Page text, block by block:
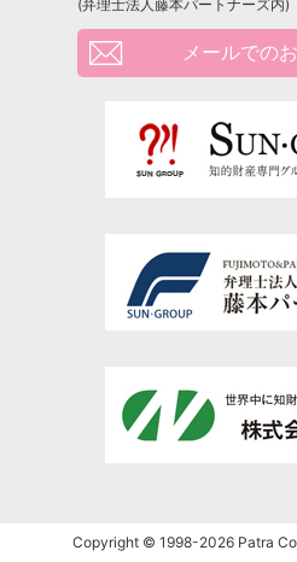
(弁理士法人藤本パートナーズ内)
メールでの
Copyright © 1998-2026 Patra